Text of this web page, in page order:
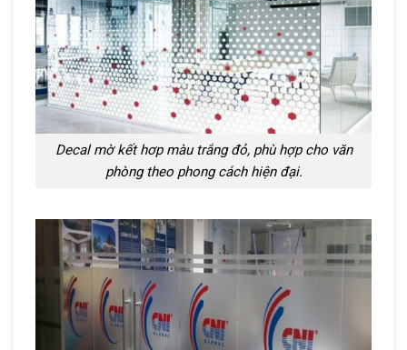
Decal mờ kết hơp màu trắng đỏ, phù hợp cho văn
phòng theo phong cách hiện đại.